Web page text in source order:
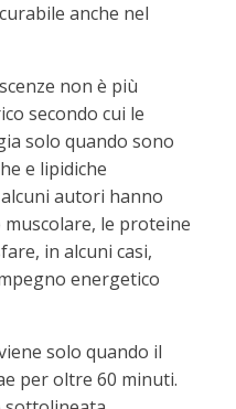
anche nel
non è più
secondo cui le
solo quando sono
e lipidiche
autori hanno
le proteine
in alcuni casi,
energetico
solo quando il
per oltre 60 minuti.